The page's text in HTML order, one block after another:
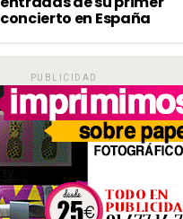
concierto en España
PUBLICIDAD